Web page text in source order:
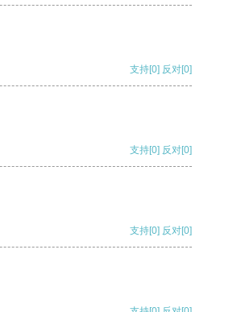
支持[0] 反对[0]
支持[0] 反对[0]
支持[0] 反对[0]